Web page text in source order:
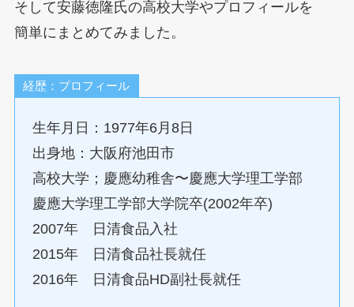
そして安藤徳隆氏の高校大学やプロフィールを
簡単にまとめてみました。
経歴：プロフィール
生年月日：1977年6月8日
出身地：大阪府池田市
高校大学；慶應幼稚舎〜慶應大学理工学部
慶應大学理工学部大学院卒(2002年卒)
2007年 日清食品入社
2015年 日清食品社長就任
2016年 日清食品HD副社長就任